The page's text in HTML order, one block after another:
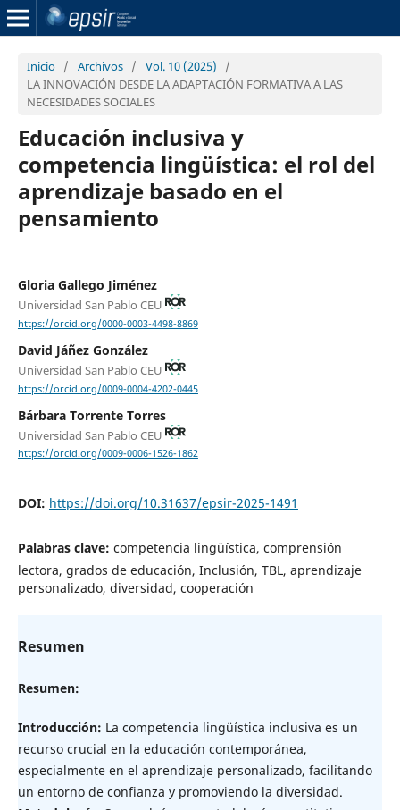
Inicio / Archivos / Vol. 10 (2025)
/
LA INNOVACIÓN DESDE LA ADAPTACIÓN FORMATIVA A LAS
NECESIDADES SOCIALES
Educación inclusiva y
competencia lingüística: el rol del
aprendizaje basado en el
pensamiento
Gloria Gallego Jiménez
Universidad San Pablo CEU
https://orcid.org/0000-0003-4498-8869
David Jáñez González
Universidad San Pablo CEU
https://orcid.org/0009-0004-4202-0445
Bárbara Torrente Torres
Universidad San Pablo CEU
https://orcid.org/0009-0006-1526-1862
DOI: https://doi.org/10.31637/epsir-2025-1491
Palabras clave: competencia lingüística, comprensión
lectora, grados de educación, Inclusión, TBL, aprendizaje
personalizado, diversidad, cooperación
Resumen
Resumen:
Introducción: La competencia lingüística inclusiva es un
recurso crucial en la educación contemporánea,
especialmente en el aprendizaje personalizado, facilitando
un entorno de confianza y promoviendo la diversidad.